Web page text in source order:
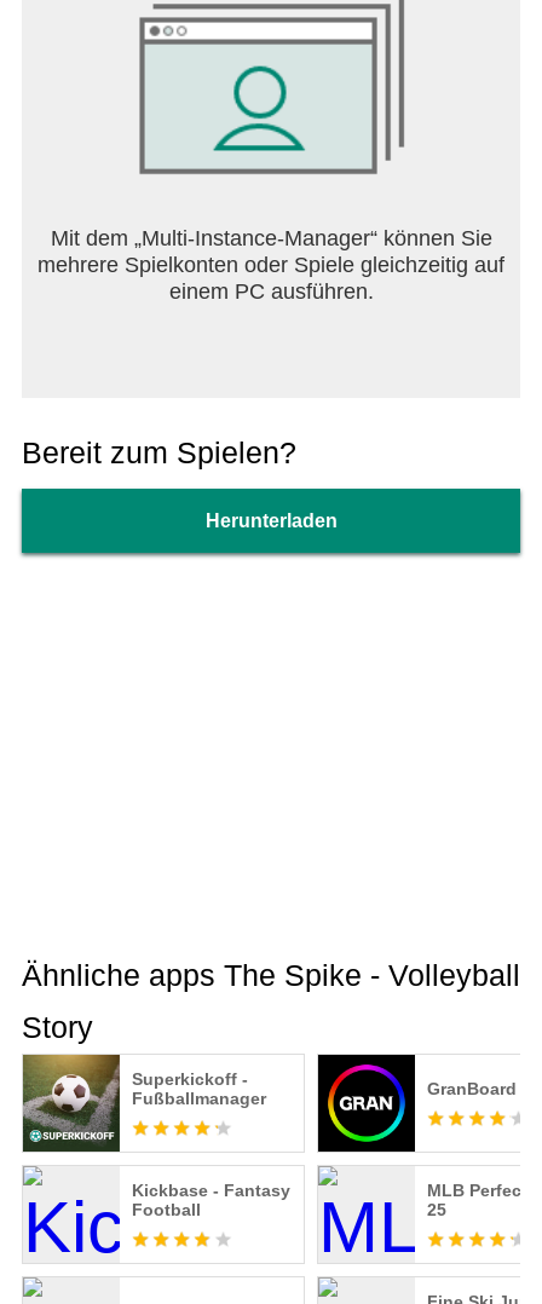
Mit dem „Multi-Instance-Manager“ können Sie
mehrere Spielkonten oder Spiele gleichzeitig auf
einem PC ausführen.
Bereit zum Spielen?
Herunterladen
Ähnliche apps The Spike - Volleyball
Story
Superkickoff -
Fußballmanager
GranBoard
Kickbase - Fantasy
Football
MLB Perfect
25